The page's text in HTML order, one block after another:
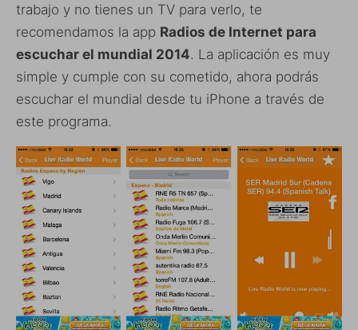
trabajo y no tienes un TV para verlo, te
recomendamos la app Radios de Internet para
escuchar el mundial 2014. La aplicación es muy
simple y cumple con su cometido, ahora podrás
escuchar el mundial desde tu iPhone a través de
este programa.